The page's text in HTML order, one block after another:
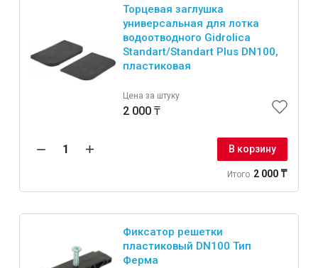
Торцевая заглушка
универсальная для лотка
водоотводного Gidrolica
Standart/Standart Plus DN100,
пластиковая
Цена за штуку
2 000 ₸
В корзину
Итого 2 000 ₸
Фиксатор решетки
пластиковый DN100 Тип
Ферма